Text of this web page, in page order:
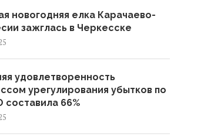
новогодняя елка Карачаево-
зажглась в Черкесске
удовлетворенность
урегулирования убытков по
составила 66%